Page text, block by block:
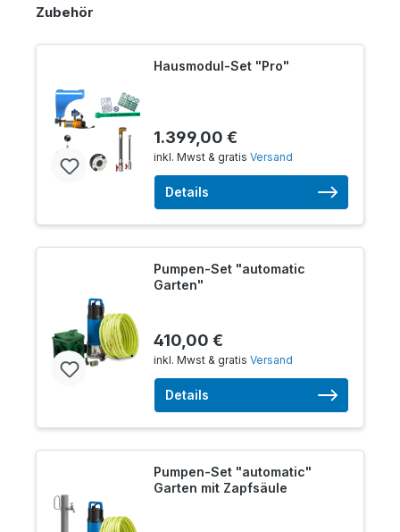
Zubehör
Hausmodul-Set "Pro"
1.399,00 €
inkl. Mwst & gratis Versand
Details
Pumpen-Set "automatic
Garten"
410,00 €
inkl. Mwst & gratis Versand
Details
Pumpen-Set "automatic"
Garten mit Zapfsäule